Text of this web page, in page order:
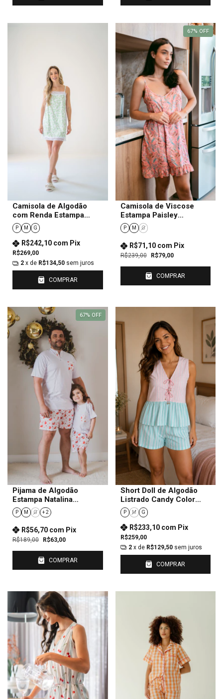
Camisola de Algodão
com Renda Estampa
Ramos Feminino
P M G
R$269,00
R$242,10 com Pix
2 x de R$134,50 sem juros
COMPRAR
67% OFF
Camisola de Viscose
Estampa Paisley
Feminina
P M G
R$239,00 R$79,00
R$71,10 com Pix
COMPRAR
67% OFF
Pijama de Algodão
Estampa Natalina
Masculino
P M G + 2
R$189,00 R$63,00
R$56,70 com Pix
COMPRAR
Short Doll de Algodão
Listrado Candy Color
Feminino
P M G
R$259,00
R$233,10 com Pix
2 x de R$129,50 sem juros
COMPRAR